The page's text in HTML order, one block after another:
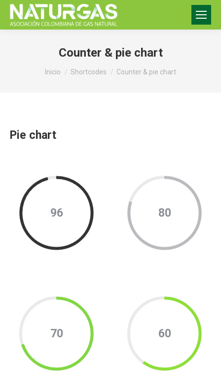
Counter & pie chart
Estás aquí:
Inicio Shortcodes Counter & pie chart
Pie chart
96 80
70 60